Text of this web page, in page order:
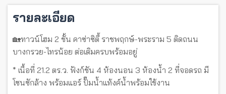
รายละเอียด
🏡ทาวน์โฮม 2 ชั้น คาซ่าซิตี้ ราชพฤกษ์-พระราม 5 ติดถนน
บางกรวย-ไทรน้อย ต่อเติมครบพร้อมอยู่
* เนื้อที่ 21.2 ตร.ว. ฟังก์ชัน 4 ห้องนอน 3 ห้องน้ำ 2 ที่จอดรถ มี
โซนซักล้าง พร้อมแอร์ ปั๊มน้ำแท้งค์น้ำพร้อมใช้งาน